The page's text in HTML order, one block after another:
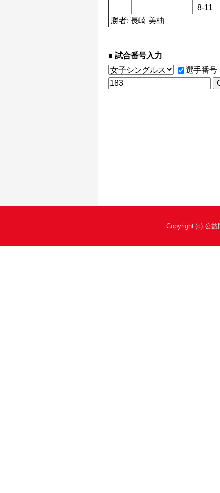
8-11
勝者: 長崎 美柚
試合番号入力
選手番号
Copyright (c) 公益